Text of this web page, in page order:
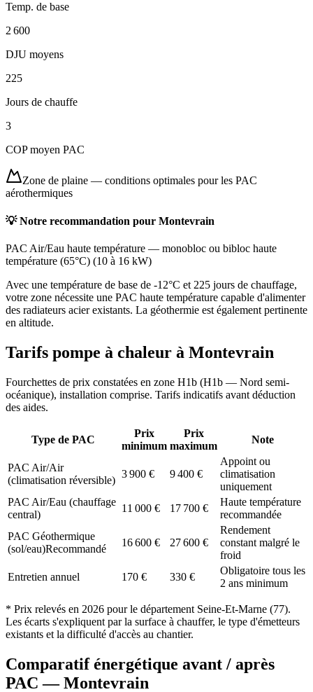
Temp. de base
2 600
DJU moyens
225
Jours de chauffe
3
COP moyen PAC
Zone de plaine — conditions optimales pour les PAC
aérothermiques
💡 Notre recommandation pour Montevrain
PAC Air/Eau haute température — monobloc ou bibloc haute
température (65°C) (10 à 16 kW)
Avec une température de base de -12°C et 225 jours de chauffage,
votre zone nécessite une PAC haute température capable d'alimenter
des radiateurs acier existants. La géothermie est également pertinente
en altitude.
Tarifs pompe à chaleur à Montevrain
Fourchettes de prix constatées en zone H1b (H1b — Nord semi-
océanique), installation comprise. Tarifs indicatifs avant déduction
des aides.
Type de PAC
Prix
minimum
Prix
maximum
Note
PAC Air/Air
(climatisation réversible)
3 900 € 9 400 €
Appoint ou
climatisation
uniquement
PAC Air/Eau (chauffage
central)
11 000 € 17 700 €
Haute température
recommandée
PAC Géothermique
(sol/eau)Recommandé
16 600 € 27 600 €
Rendement
constant malgré le
froid
Entretien annuel
170 € 330 €
Obligatoire tous les
2 ans minimum
* Prix relevés en 2026 pour le département Seine-Et-Marne (77).
Les écarts s'expliquent par la surface à chauffer, le type d'émetteurs
existants et la difficulté d'accès au chantier.
Comparatif énergétique avant / après
PAC —Montevrain